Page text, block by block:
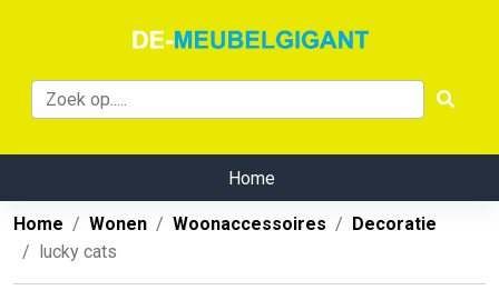
Home
Home Wonen Woonaccessoires
Decoratie
lucky cats